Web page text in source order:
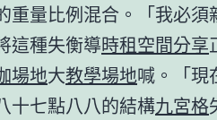
重量比例混合。「我必須
這種失衡導時租空間分享
場地大教學場地喊。「現
十七點八八的結構九宮格